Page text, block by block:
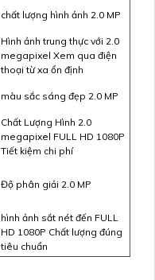
chất lượng hình ảnh 2.0 MP
Hình ảnh trung thực với 2.0
megapixel Xem qua điện
thoại từ xa ổn định
màu sắc sáng đẹp 2.0 MP
Chất Lượng Hình 2.0
megapixel FULL HD 1080P
Tiết kiệm chi phí
Độ phân giải 2.0 MP
hình ảnh sắt nét đến FULL
HD 1080P Chất lượng đúng
tiêu chuẩn